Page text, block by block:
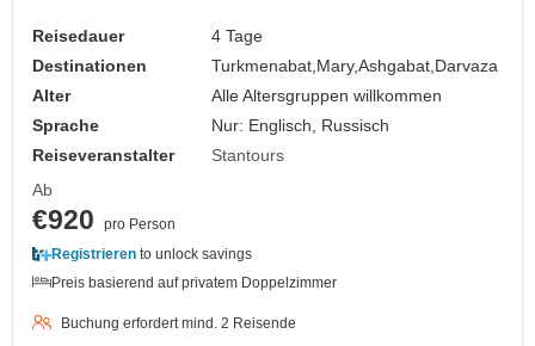
Reisedauer
4 Tage
Destinationen
Turkmenabat,Mary,Ashgabat,Darvaza
Alter
Alle Altersgruppen willkommen
Sprache
Nur: Englisch, Russisch
Reiseveranstalter
Stantours
Ab
€920
pro Person
Registrieren to unlock savings
Preis basierend auf privatem Doppelzimmer
Buchung erfordert mind. 2 Reisende